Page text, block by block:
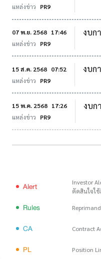
แหล่งข่าว
PR9
07 พ.ย. 2568 17:46
แหล่งข่าว
PR9
งบก
15 ส.ค. 2568 07:52
แหล่งข่าว
PR9
งบก
15 พ.ค. 2568 17:26
แหล่งข่าว
PR9
งบก
Alert
Investor
ตัดสินใจใ
Rules
CA Contract
PL Position